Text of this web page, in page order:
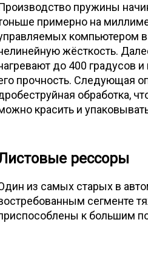
пружины
примерно на
компьютером
жёсткость.
до 400 градусов
прочность. Следующая
обработка,
красить и
рессоры
из самых старых в
сегменте
к большим